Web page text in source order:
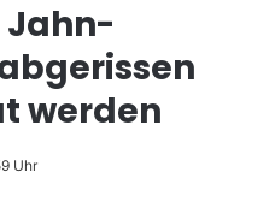
Jahn-
werden
Uhr